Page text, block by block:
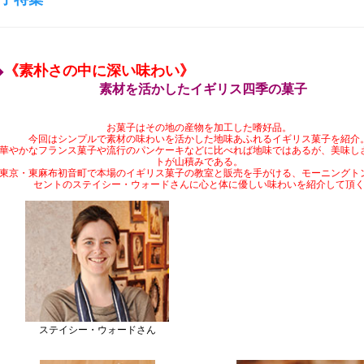
《素朴さの中に深い味わい》
素材を活かしたイギリス四季の菓子
お菓子はその地の産物を加工した嗜好品。
今回はシンプルで素材の味わいを活かした地味あふれるイギリス菓子を紹介。
やかなフランス菓子や流行のパンケーキなどに比べれば地味ではあるが、美味し
トが山積みである。
京・東麻布初音町で本場のイギリス菓子の教室と販売を手がける、モーニングト
セントのステイシー・ウォードさんに心と体に優しい味わいを紹介して頂く
ステイシー・ウォードさん